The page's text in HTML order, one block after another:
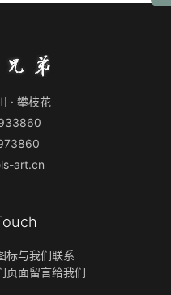
· 攀枝花
art.cn
标与我们联系
页面留言给我们